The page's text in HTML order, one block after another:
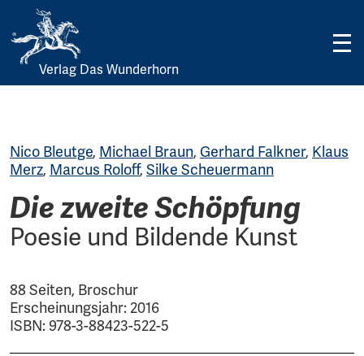
Skip
Verlag Das Wunderhorn
Nico Bleutge, Michael Braun, Gerhard Falkner, Klaus
Merz, Marcus Roloff, Silke Scheuermann
Die zweite Schöpfung
Poesie und Bildende Kunst
88 Seiten, Broschur
Erscheinungsjahr: 2016
ISBN: 978-3-88423-522-5